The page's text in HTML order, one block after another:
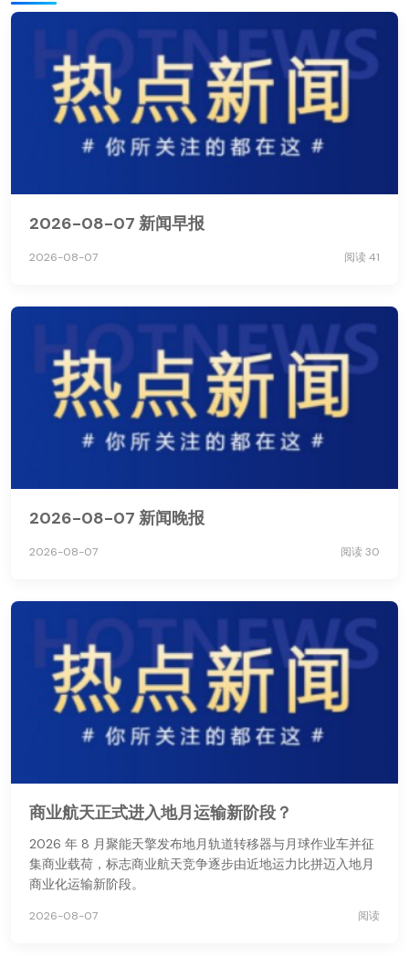
2026-08-07 新闻早报
2026-08-07 阅读 41
2026-08-07 新闻晚报
2026-08-07 阅读 30
商业航天正式进入地月运输新阶段？
2026 年 8 月聚能天擎发布地月轨道转移器与月球作业车并征
集商业载荷，标志商业航天竞争逐步由近地运力比拼迈入地月
商业化运输新阶段。
2026-08-07 阅读